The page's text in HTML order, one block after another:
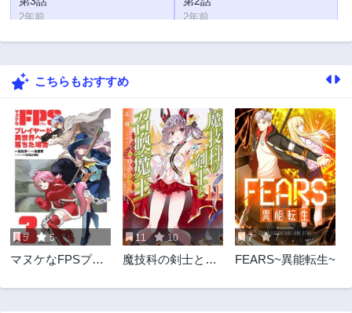
2年前 2年前
第1話
こちらもおすすめ
5 5
マヌケなFPSプレ
落ちた場合
11 10
魔技科の剣士と召
7 7
FEARS~異能転生~